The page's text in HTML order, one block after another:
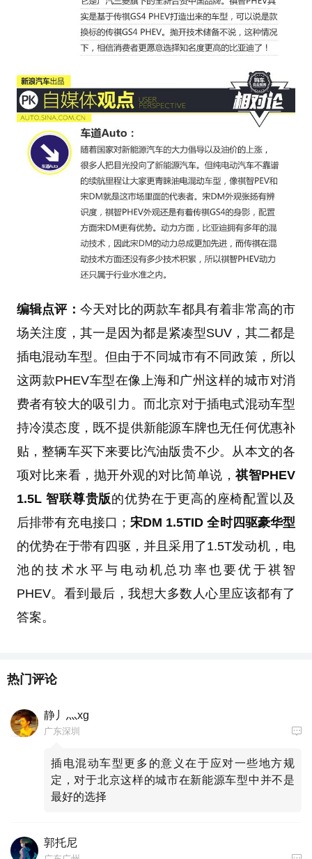
编辑点评： 今天对比的两款车都具有着非常高的市
场关注度，其一是因为都是紧凑型SUV，其二都是
插电混动车型。但由于不同城市有不同政策，所以
这两款PHEV车型在像上海和广州这样的城市对消
费者有较大的吸引力。而北京对于插电式混动车型
持冷漠态度，既不提供新能源车牌也无任何优惠补
贴，整辆车买下来要比汽油版贵不少。从本文的各
项对比来看，抛开外观的对比简单说，祺智PHEV
1.5L 智联尊贵版的优势在于更高的座椅配置以及
后排带有充电接口； 宋DM 1.5TID 全时四驱豪华型
的优势在于带有四驱，并且采用了1.5T发动机，电
池的技术水平与电动机总功率也要优于祺智
PHEV。看到最后，我想大多数人心里应该都有了
答案。
热门评论
静丿灬xg
广东深圳
插电混动车型更多的意义在于应对一些地方规
定，对于北京这样的城市在新能源车型中并不是
最好的选择
郭托尼